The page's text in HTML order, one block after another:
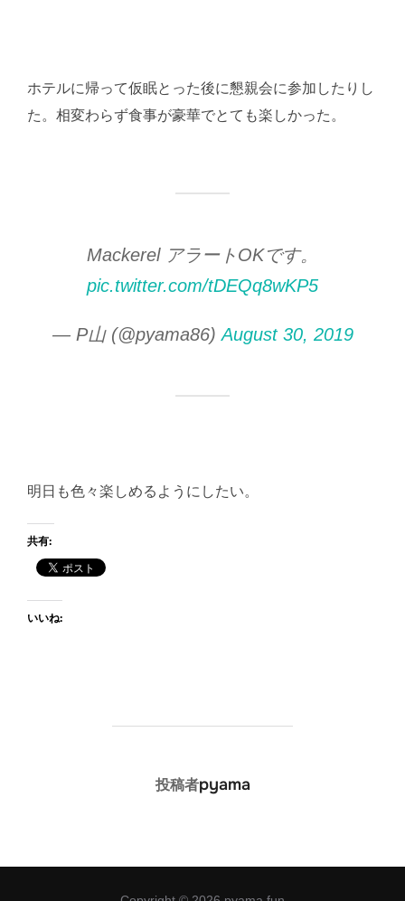
ホテルに帰って仮眠とった後に懇親会に参加したりし
た。相変わらず食事が豪華でとても楽しかった。
Mackerel アラートOKです。
pic.twitter.com/tDEQq8wKP5
— P山 (@pyama86)August 30, 2019
明日も色々楽しめるようにしたい。
共有:
いいね:
投稿者
投稿者pyama